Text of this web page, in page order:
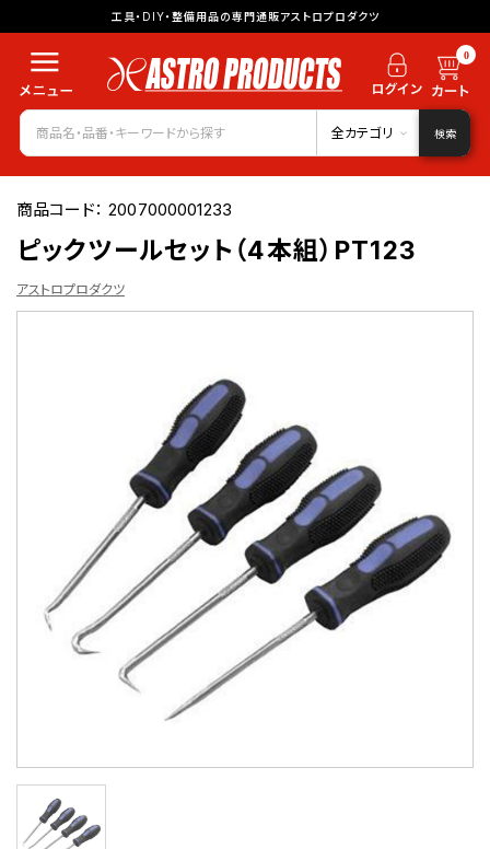
工具・DIY・整備用品の専門通販アストロプロダクツ
0
全カテゴリ 検索
商品コード：2007000001233
ピックツールセット（4本組）PT123
アストロプロダクツ